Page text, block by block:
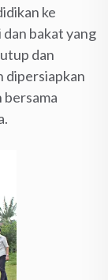
ke
bakat yang
dan
dipersiapkan
bersama